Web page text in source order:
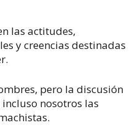
las actitudes,
y creencias destinadas
pero la discusión
nosotros las